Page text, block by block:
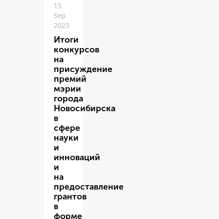
15
Sep
2023
Итоги
конкурсов
на
присуждение
премий
мэрии
города
Новосибирска
в
сфере
науки
и
инноваций
и
на
предоставление
грантов
в
форме